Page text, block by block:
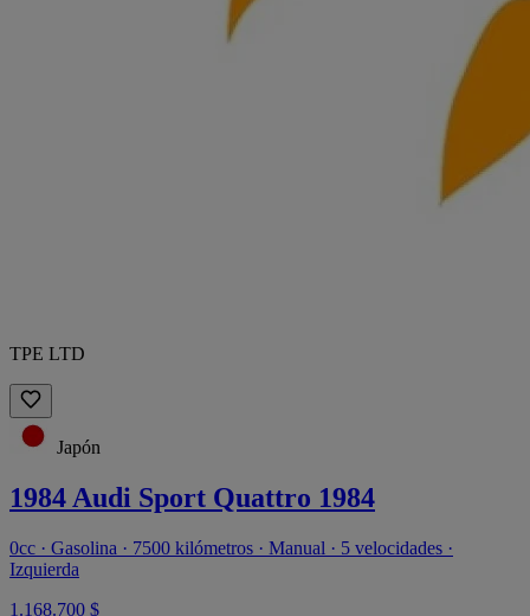
TPE LTD
Japón
1984 Audi Sport Quattro 1984
0cc · Gasolina · 7500 kilómetros · Manual · 5 velocidades ·
Izquierda
1.168.700 $